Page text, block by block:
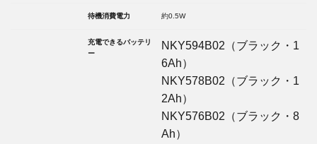
待機消費電力 約0.5W
充電できるバッテリ
ー
NKY594B02（ブラック・1
6Ah）
NKY578B02（ブラック・1
2Ah）
NKY576B02（ブラック・8
Ah）